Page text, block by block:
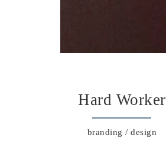
Hard Worker
branding / design